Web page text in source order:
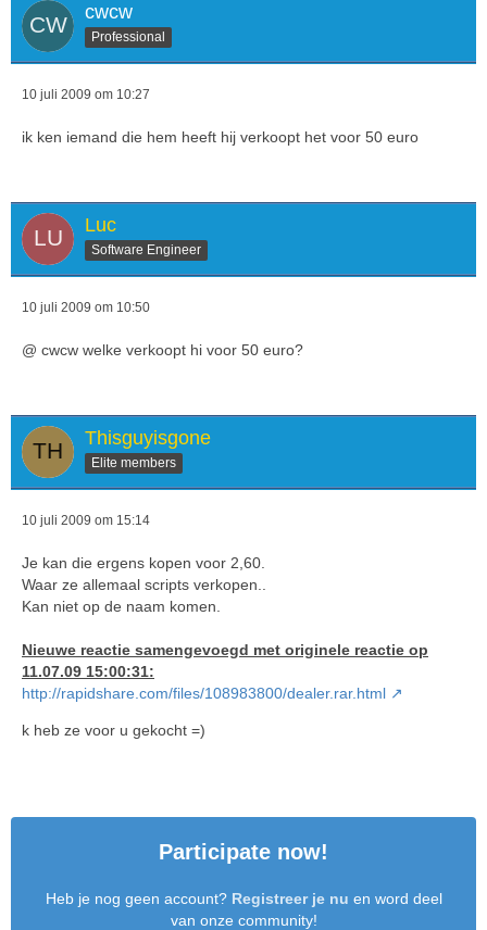
cwcw
Professional
10 juli 2009 om 10:27
ik ken iemand die hem heeft hij verkoopt het voor 50 euro
Luc
Software Engineer
10 juli 2009 om 10:50
@ cwcw welke verkoopt hi voor 50 euro?
Thisguyisgone
Elite members
10 juli 2009 om 15:14
Je kan die ergens kopen voor 2,60.
Waar ze allemaal scripts verkopen..
Kan niet op de naam komen.
Nieuwe reactie samengevoegd met originele reactie op
11.07.09 15:00:31:
http://rapidshare.com/files/108983800/dealer.rar.html
k heb ze voor u gekocht =)
Participate now!
Heb je nog geen account? Registreer je nu en word deel
van onze community!